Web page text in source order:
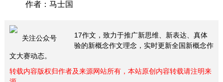
作者：马士国
关注公众号
17作文，致力于推广新思维、新表达、真体
验的新概念作文理念，实时更新全国新概念作
文大赛动态。
转载内容版权归作者及来源网站所有，本站原创内容转载请注明来